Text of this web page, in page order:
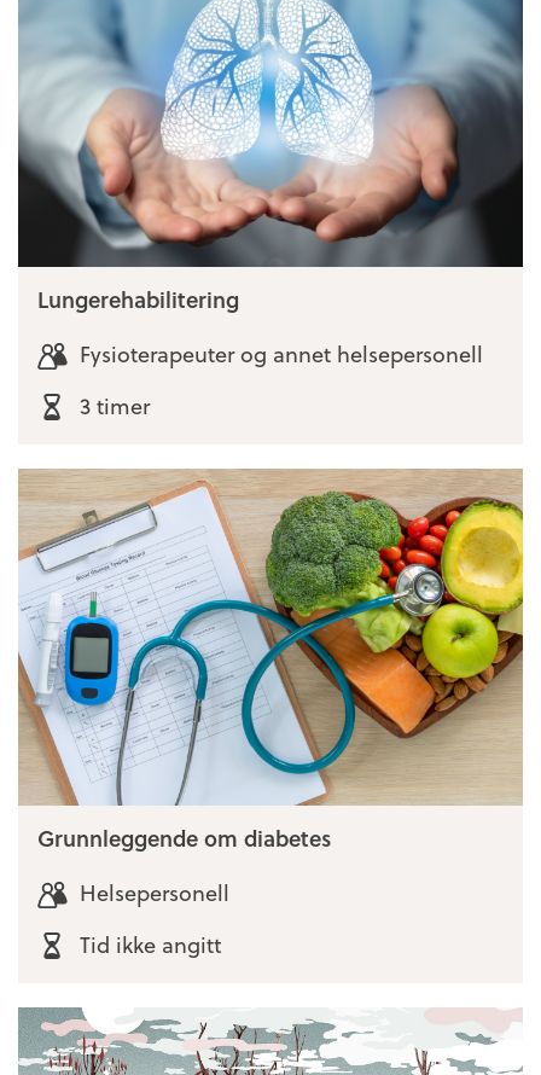
Lungerehabilitering
Fysioterapeuter og annet helsepersonell
3 timer
Grunnleggende om diabetes
Helsepersonell
Tid ikke angitt